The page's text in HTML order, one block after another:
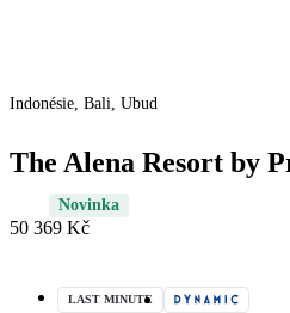
Indonésie, Bali, Ubud
The Alena Resort by
Novinka
50 369 Kč
LAST MINUTE